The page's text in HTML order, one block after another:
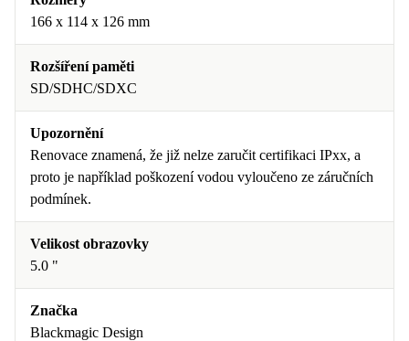
166 x 114 x 126 mm
Rozšíření paměti
SD/SDHC/SDXC
Upozornění
Renovace znamená, že již nelze zaručit certifikaci IPxx, a
proto je například poškození vodou vyloučeno ze záručních
podmínek.
Velikost obrazovky
5.0 "
Značka
Blackmagic Design